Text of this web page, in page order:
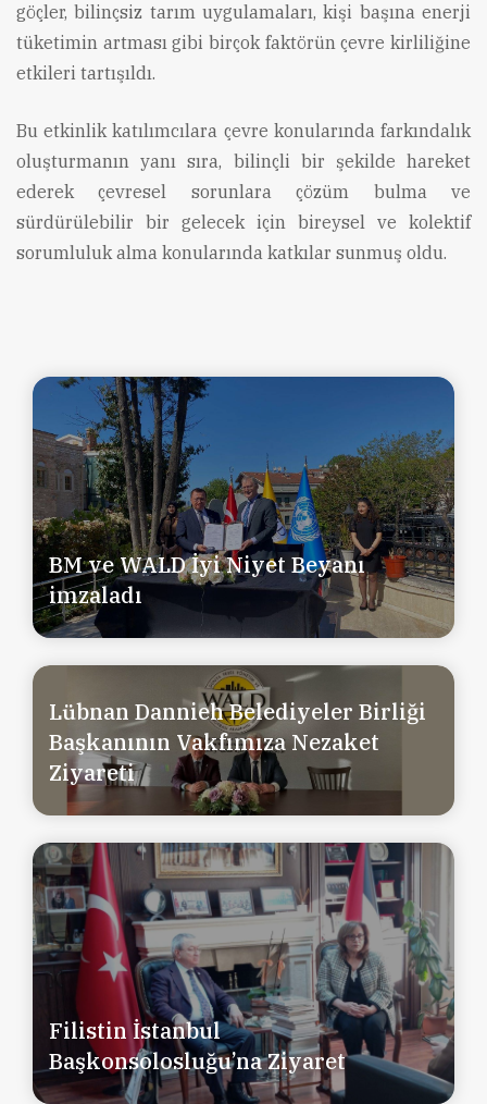
göçler, bilinçsiz tarım uygulamaları, kişi başına enerji
tüketimin artması gibi birçok faktörün çevre kirliliğine
etkileri tartışıldı.
Bu etkinlik katılımcılara çevre konularında farkındalık
oluşturmanın yanı sıra, bilinçli bir şekilde hareket
ederek çevresel sorunlara çözüm bulma ve
sürdürülebilir bir gelecek için bireysel ve kolektif
sorumluluk alma konularında katkılar sunmuş oldu.
BM ve WALD İyi Niyet Beyanı
imzaladı
Lübnan Dannieh Belediyeler Birliği
Başkanının Vakfımıza Nezaket
Ziyareti
Filistin İstanbul
Başkonsolosluğu’na Ziyaret